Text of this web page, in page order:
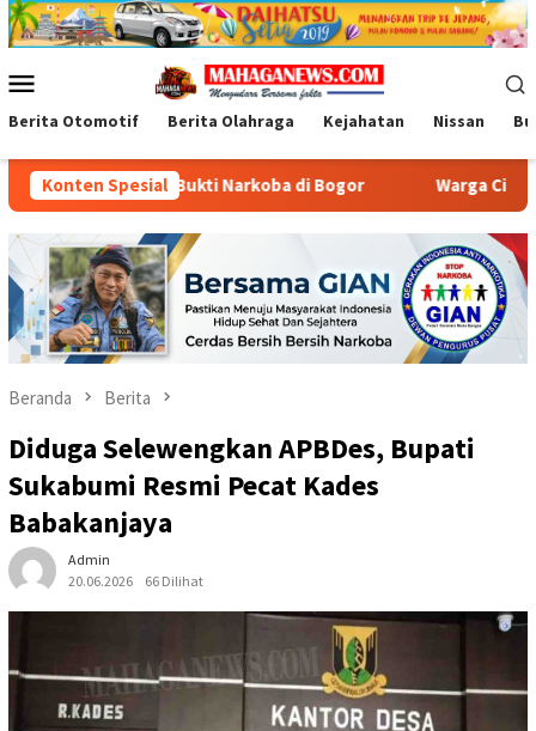
Loncat
ke
Mobile
Berita Otomotif Berita Olahraga Kejahatan Nissan
Konten Spesial
Bukti Narkoba di Bogor Warga Cileungsi Antusias
Beranda Berita
Diduga Selewengkan APBDes, Bupati
Sukabumi Resmi Pecat Kades
Babakanjaya
Admin
20.06.2026
66 Dilihat